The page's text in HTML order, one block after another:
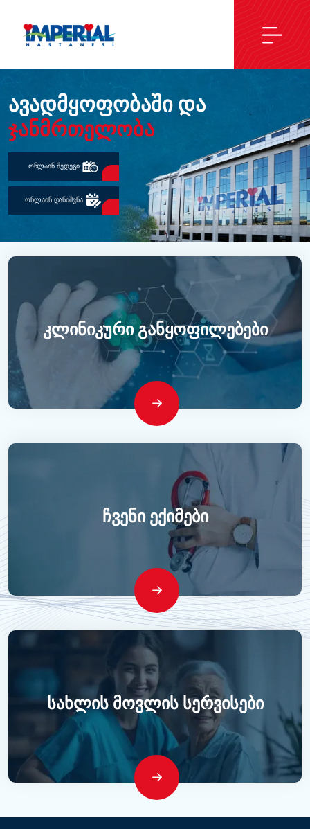
Ავადმყოფობაში Და
Ჯანმრთელობა
Ონლაინ Შედეგი
Ონლაინ Დანიშვნა
Კლინიკური Განყოფილებები
Ჩვენი Ექიმები
Სახლის Მოვლის Სერვისები